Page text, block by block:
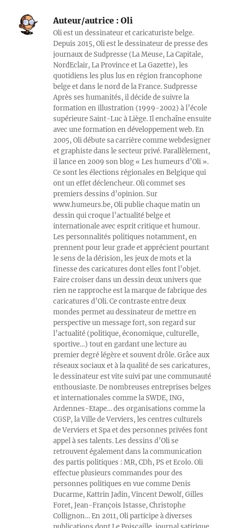
Auteur/autrice : Oli
Oli est un dessinateur et caricaturiste belge.
Depuis 2015, Oli est le dessinateur de presse des
journaux de Sudpresse (La Meuse, La Capitale,
NordEclair, La Province et La Gazette), les
quotidiens les plus lus en région francophone
belge et dans le nord de la France. Sudpresse
Après ses humanités, il décide de suivre la
formation en illustration (1999-2002) à l’école
supérieure Saint-Luc à Liège. Il enchaîne ensuite
avec une formation en développement web. En
2005, Oli débute sa carrière comme webdesigner
et graphiste dans le secteur privé. Parallèlement,
il lance en 2009 son blog « Les humeurs d’Oli ».
Ce sont les élections régionales en Belgique qui
ont un effet déclencheur. Oli commet ses
premiers dessins d’opinion. Sur
www.humeurs.be, Oli publie chaque matin un
dessin qui croque l’actualité belge et
internationale avec esprit critique et humour.
Les personnalités politiques notamment, en
prennent pour leur grade et apprécient pourtant
le sens de la dérision, les jeux de mots et la
finesse des caricatures dont elles font l’objet.
Faire croiser dans un dessin deux univers que
rien ne rapproche est la marque de fabrique des
caricatures d’Oli. Ce contraste entre deux
mondes permet au dessinateur de mettre en
perspective un message fort, son regard sur
l’actualité (politique, économique, culturelle,
sportive…) tout en gardant une lecture au
premier degré légère et souvent drôle. Grâce aux
réseaux sociaux et à la qualité de ses caricatures,
le dessinateur est vite suivi par une communauté
enthousiaste. De nombreuses entreprises belges
et internationales comme la SWDE, ING,
Ardennes-Etape… des organisations comme la
CGSP, la Ville de Verviers, les centres culturels
de Verviers et Spa et des personnes privées font
appel à ses talents. Les dessins d’Oli se
retrouvent également dans la communication
des partis politiques : MR, CDh, PS et Ecolo. Oli
effectue plusieurs commandes pour des
personnes politiques en vue comme Denis
Ducarme, Kattrin Jadin, Vincent Dewolf, Gilles
Foret, Jean-François Istasse, Christophe
Collignon… En 2011, Oli participe à diverses